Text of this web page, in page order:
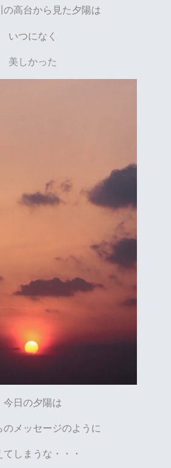
の高台から見た夕陽は
いつになく
美しかった
今日の夕陽は
のメッセージのように
てしまうな・・・